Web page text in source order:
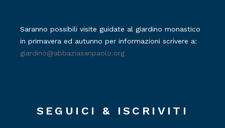
Saranno possibili visite guidate al giardino monastico
in primavera ed autunno per informazioni scrivere a:
giardino@abbaziasanpaolo.org
SEGUICI & ISCRIVITI